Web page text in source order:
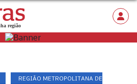
REGIÃO METROPOLITANA DE